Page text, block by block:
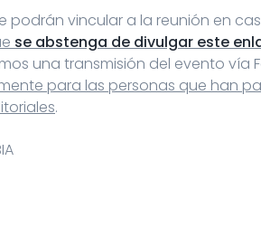
podrán vincular a la reunión en
se abstenga de divulgar este
una transmisión del evento vía
para las personas que han
.